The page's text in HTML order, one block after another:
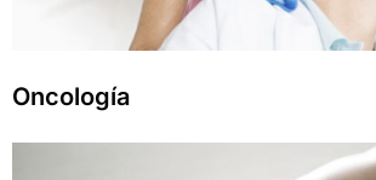
Oncología